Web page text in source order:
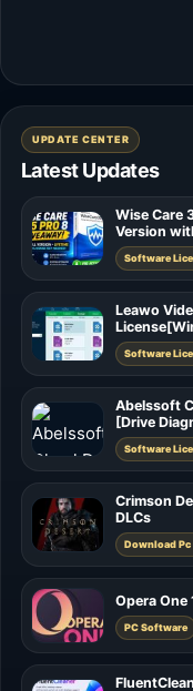
UPDATE CENTER
Latest Updates
Wise Care
Version
Software
Leawo
Software
Abelssoft
[Drive
Software
Crimson
DLCs
Download Pc
Opera
PC Software